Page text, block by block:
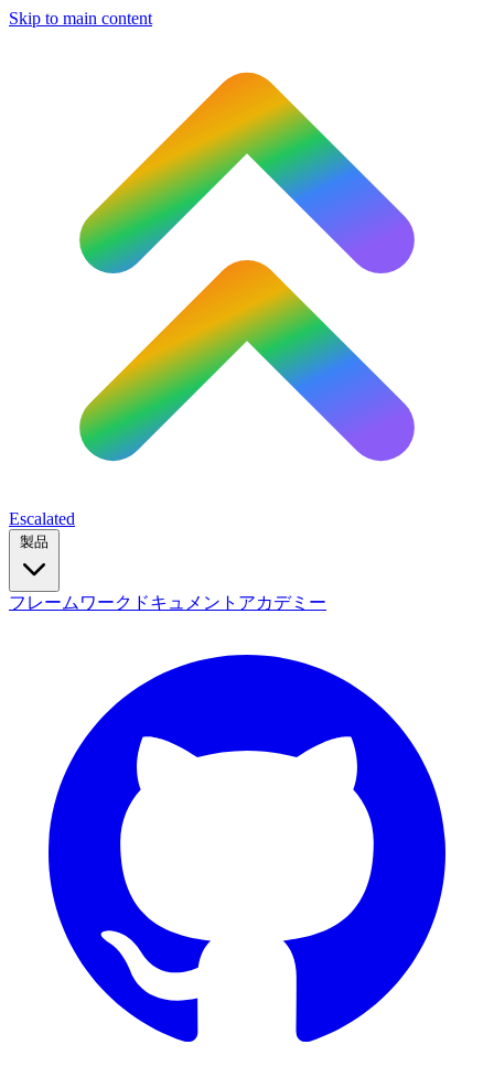
Skip to main content
Escalated
フレームワーク ドキュメント アカデミー